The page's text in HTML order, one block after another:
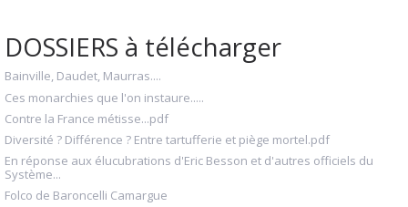
DOSSIERS à télécharger
Bainville, Daudet, Maurras....
Ces monarchies que l'on instaure.....
Contre la France métisse...pdf
Diversité ? Différence ? Entre tartufferie et piège mortel.pdf
En réponse aux élucubrations d'Eric Besson et d'autres officiels du
Système...
Folco de Baroncelli Camargue